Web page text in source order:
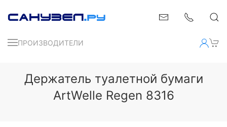
ПРОИЗВОДИТЕЛИ
Держатель туалетной бумаги
ArtWelle Regen 8316